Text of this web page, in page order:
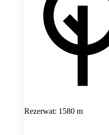
Rezerwat: 1580 m